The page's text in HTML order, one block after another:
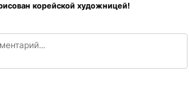
корейской художницей!